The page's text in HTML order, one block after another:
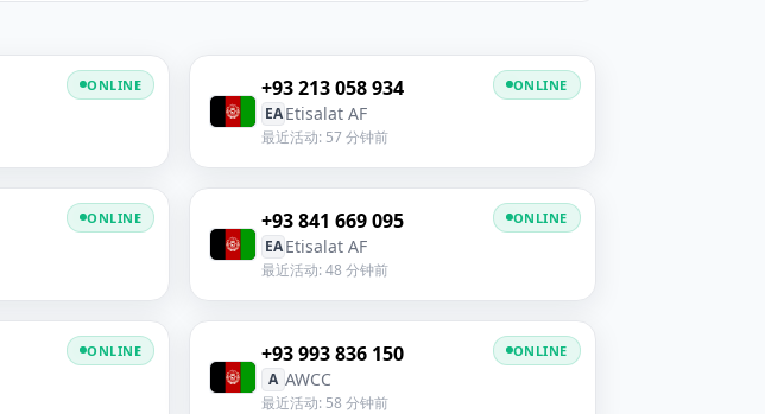
ONLINE +93 213 058 934
EAEtisalat AF
最近活动: 57 分钟前
ONLINE
ONLINE +93 841 669 095
EAEtisalat AF
最近活动: 48 分钟前
ONLINE
ONLINE +93 993 836 150
A AWCC
最近活动: 58 分钟前
ONLINE